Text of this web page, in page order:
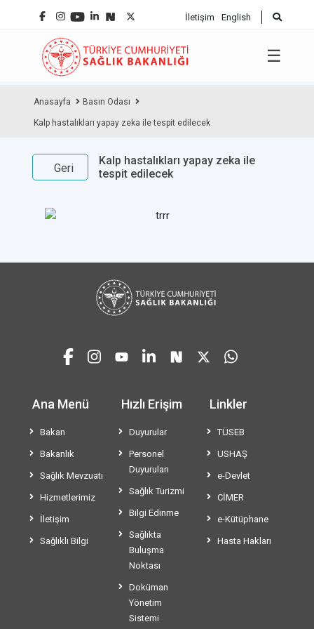
İletişim English
☰
Anasayfa Basın Odası
Kalp hastalıkları yapay zeka ile tespit edilecek
Geri
Kalp hastalıkları yapay zeka ile
tespit edilecek
Ana Menü
Bakan
Bakanlık
Sağlık Mevzuatı
Hizmetlerimiz
İletişim
Sağlıklı Bilgi
Hızlı Erişim
Duyurular
Personel
Duyuruları
Sağlık Turizmi
Bilgi Edinme
Sağlıkta
Buluşma
Noktası
Doküman
Yönetim
Sistemi
Linkler
TÜSEB
USHAŞ
e-Devlet
CİMER
e-Kütüphane
Hasta Hakları